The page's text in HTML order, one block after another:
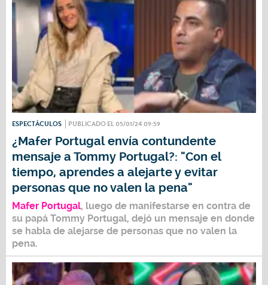
ESPECTÁCULOS PUBLICADO EL 05/01/24 09:59
¿Mafer Portugal envía contundente
mensaje a Tommy Portugal?: "Con el
tiempo, aprendes a alejarte y evitar
personas que no valen la pena"
Mafer Portugal, luego de manifestarse en contra de
su papá Tommy Portugal, dejó un mensaje en donde
se habla de alejarse de personas que no valen la
pena.